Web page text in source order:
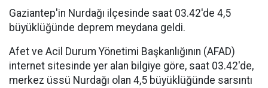
Gaziantep'in Nurdağı ilçesinde saat 03.42'de 4,5
büyüklüğünde deprem meydana geldi.
Afet ve Acil Durum Yönetimi Başkanlığının (AFAD)
internet sitesinde yer alan bilgiye göre, saat 03.42'de,
merkez üssü Nurdağı olan 4,5 büyüklüğünde sarsıntı